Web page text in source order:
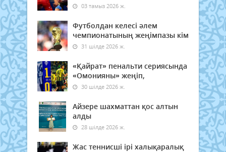
03 тамыз 2026 ж.
Футболдан келесі әлем
чемпионатының жеңімпазы кім
31 шілде 2026 ж.
«Қайрат» пенальти сериясында
«Омонияны» жеңіп,
30 шілде 2026 ж.
Айзере шахматтан қос алтын
алды
28 шілде 2026 ж.
Жас теннисші ірі халықаралық